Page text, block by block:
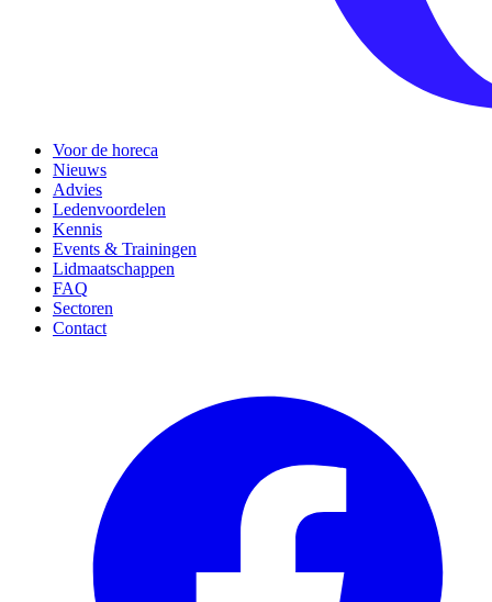
Voor de horeca
Nieuws
Advies
Ledenvoordelen
Kennis
Events & Trainingen
Lidmaatschappen
FAQ
Sectoren
Contact